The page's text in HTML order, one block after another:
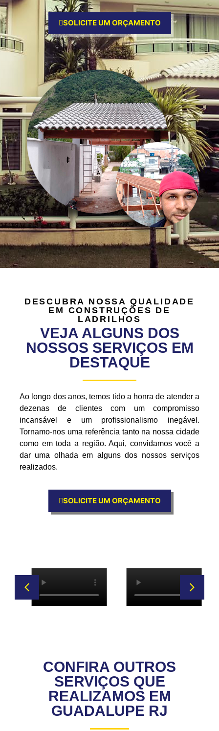
SOLICITE UM ORÇAMENTO
DESCUBRA NOSSA QUALIDADE
EM CONSTRUÇÕES DE
LADRILHOS
VEJA ALGUNS DOS
NOSSOS SERVIÇOS EM
DESTAQUE
Ao longo dos anos, temos tido a honra de atender a
dezenas de clientes com um compromisso
incansável e um profissionalismo inegável.
Tornamo-nos uma referência tanto na nossa cidade
como em toda a região. Aqui, convidamos você a
dar uma olhada em alguns dos nossos serviços
realizados.
SOLICITE UM ORÇAMENTO
CONFIRA OUTROS
SERVIÇOS QUE
REALIZAMOS EM
GUADALUPE RJ